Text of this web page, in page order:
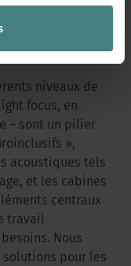
termes de
niveaux de
focus, en
– sont un pilier
»,
acoustiques tels
et les cabines
centraux
travail
Nous
pour les